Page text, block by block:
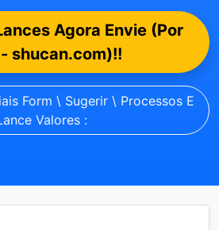
Agora Envie (Por
shucan.com)!!
Form \ Sugerir \ Processos E
Valores :